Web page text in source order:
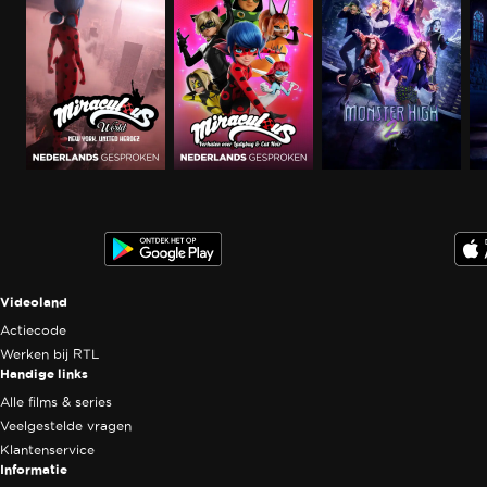
Videoland useful links.
Videoland
Actiecode
Werken bij RTL
Handige links
Alle films & series
Veelgestelde vragen
Klantenservice
Informatie